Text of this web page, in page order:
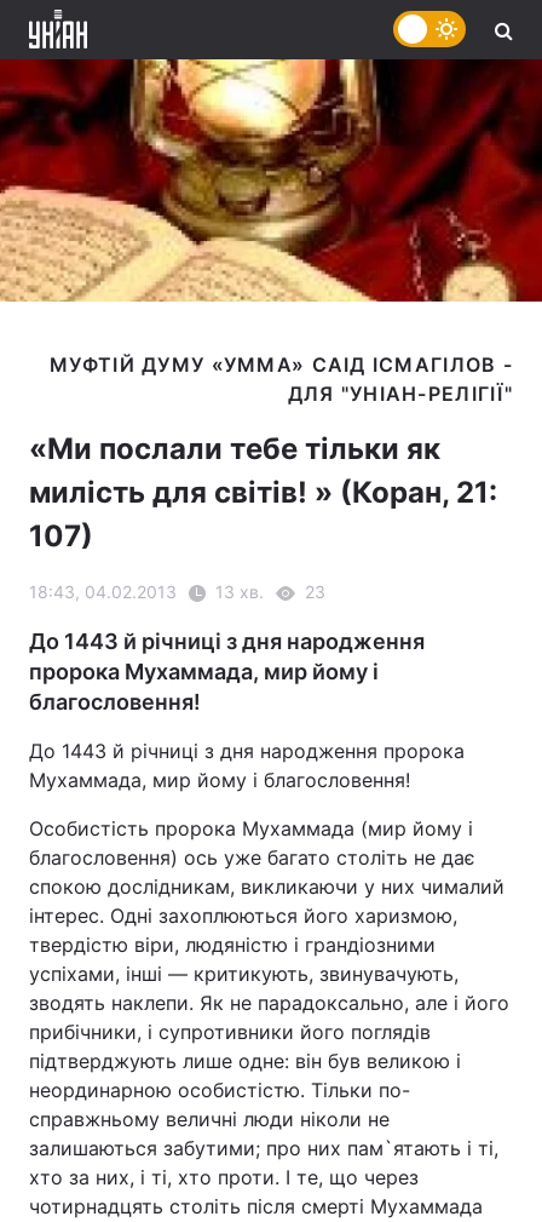
Головна Війна
МУФТІЙ ДУМУ «УММА» САІД ІСМАГІЛОВ -
«Ми послали тебе тільки як
милість для світів! » (Коран, 21:
107)
18:43, 04.02.2013 13 хв. 23
До 1443 й річниці з дня народження
пророка Мухаммада, мир йому і
благословення!
До 1443 й річниці з дня народження пророка
Мухаммада, мир йому і благословення!
Особистість пророка Мухаммада (мир йому і
благословення) ось уже багато століть не дає
спокою дослідникам, викликаючи у них чималий
інтерес. Одні захоплюються його харизмою,
твердістю віри, людяністю і грандіозними
успіхами, інші — критикують, звинувачують,
зводять наклепи. Як не парадоксально, але і його
прибічники, і супротивники його поглядів
підтверджують лише одне: він був великою і
неординарною особистістю. Тільки по-
справжньому величні люди ніколи не
залишаються забутими; про них пам`ятають і ті,
хто за них, і ті, хто проти. І те, що через
чотирнадцять століть після смерті Мухаммада